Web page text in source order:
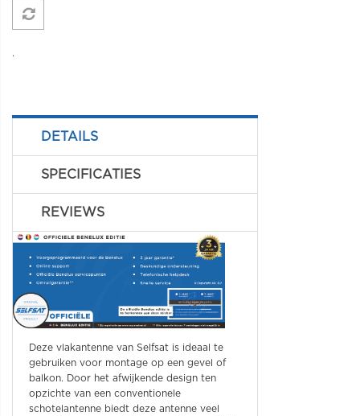
.
DETAILS
SPECIFICATIES
REVIEWS
Deze vlakantenne van Selfsat is ideaal te
gebruiken voor montage op een gevel of
balkon. Door het afwijkende design ten
opzichte van een conventionele
schotelantenne biedt deze antenne veel